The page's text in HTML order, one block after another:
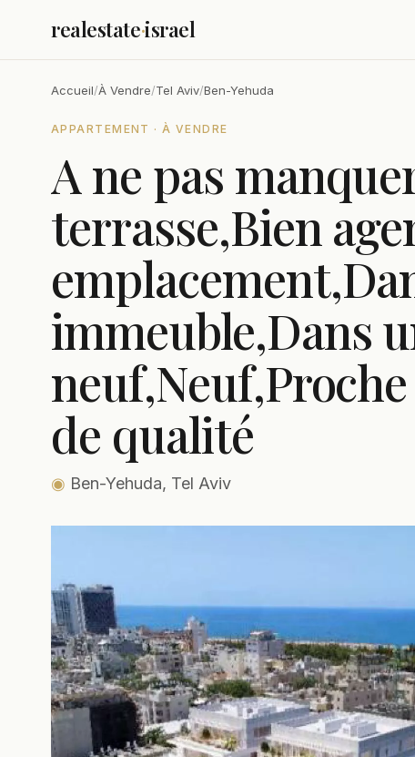
realestate·israel
Accueil/À Vendre/Tel Aviv/Ben-Yehuda
APPARTEMENT · À VENDRE
A ne pas
terrasse,Bien
immeuble,Dans
de qualité
◉ Ben-Yehuda, Tel Aviv